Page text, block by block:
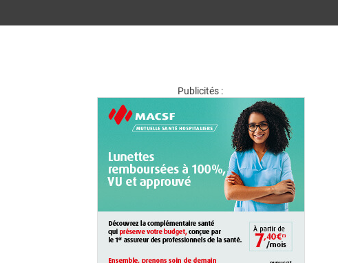
Publicités :